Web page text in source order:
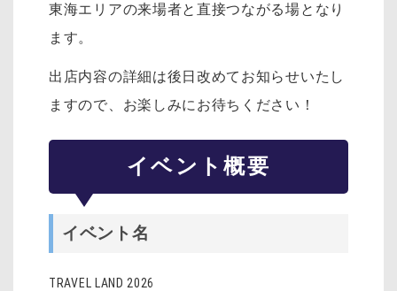
東海エリアの来場者と直接つながる場となり
ます。
出店内容の詳細は後日改めてお知らせいたし
ますので、お楽しみにお待ちください！
イベント概要
イベント名
TRAVEL LAND 2026